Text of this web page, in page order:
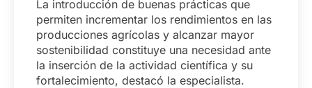
La introducción de buenas prácticas que
permiten incrementar los rendimientos en las
producciones agrícolas y alcanzar mayor
sostenibilidad constituye una necesidad ante
la inserción de la actividad científica y su
fortalecimiento, destacó la especialista.